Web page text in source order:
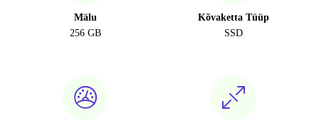
Mälu
256 GB
Kõvaketta Tüüp
SSD